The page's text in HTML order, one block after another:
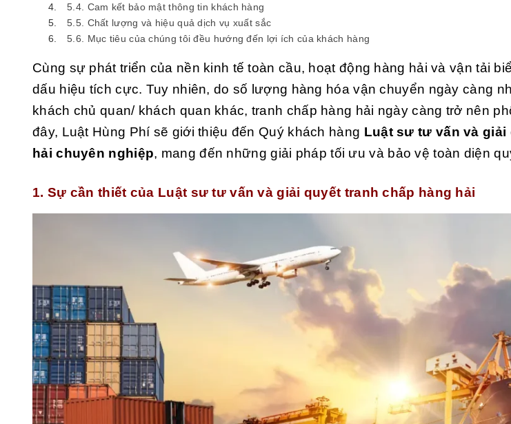
5.4. Cam kết bảo mật thông tin khách hàng
5.5. Chất lượng và hiệu quả dịch vụ xuất sắc
5.6. Mục tiêu của chúng tôi đều hướng đến lợi ích của khách hàng
Cùng sự phát triển của nền kinh tế toàn cầu, hoạt động hàng hải và vận tải
dấu hiệu tích cực. Tuy nhiên, do số lượng hàng hóa vận chuyển ngày càng
khách chủ quan/ khách quan khác, tranh chấp hàng hải ngày càng trở nên
đây, Luật Hùng Phí sẽ giới thiệu đến Quý khách hàng Luật sư tư vấn và giải
hải chuyên nghiệp, mang đến những giải pháp tối ưu và bảo vệ toàn diện
1. Sự cần thiết của Luật sư tư vấn và giải quyết tranh chấp hàng hải